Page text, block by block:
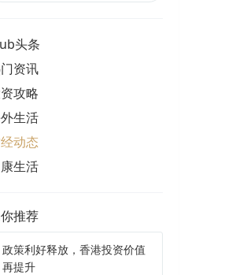
头条
资讯
攻略
生活
动态
生活
推荐
政策利好释放，香港投资价值
再提升